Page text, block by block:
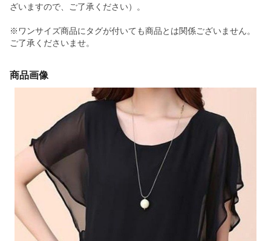
ざいますので、ご了承ください）。
※ワンサイズ商品にタグが付いても商品とは関係ございません。
ご了承くださいませ。
商品画像